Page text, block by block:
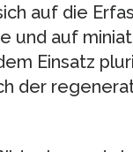
auf die
und auf
Einsatz
der